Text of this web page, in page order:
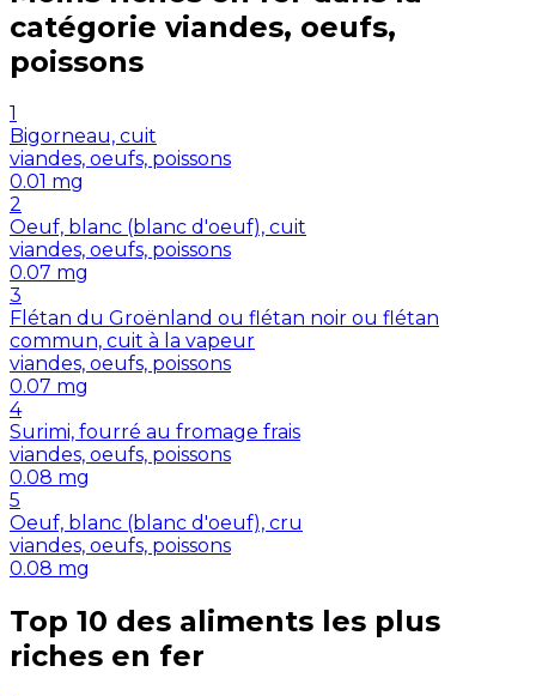
catégorie viandes, oeufs,
poissons
1
Bigorneau, cuit
viandes, oeufs, poissons
0.01 mg
2
Oeuf, blanc (blanc d'oeuf), cuit
viandes, oeufs, poissons
0.07 mg
3
Flétan du Groënland ou flétan noir ou flétan
commun, cuit à la vapeur
viandes, oeufs, poissons
0.07 mg
4
Surimi, fourré au fromage frais
viandes, oeufs, poissons
0.08 mg
5
Oeuf, blanc (blanc d'oeuf), cru
viandes, oeufs, poissons
0.08 mg
Top 10 des aliments les plus
riches en fer